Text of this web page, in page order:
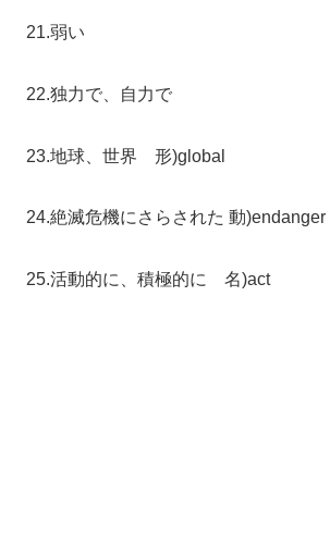
21.弱い
22.独力で、自力で
23.地球、世界 形)global
24.絶滅危機にさらされた 動)endanger
25.活動的に、積極的に 名)act